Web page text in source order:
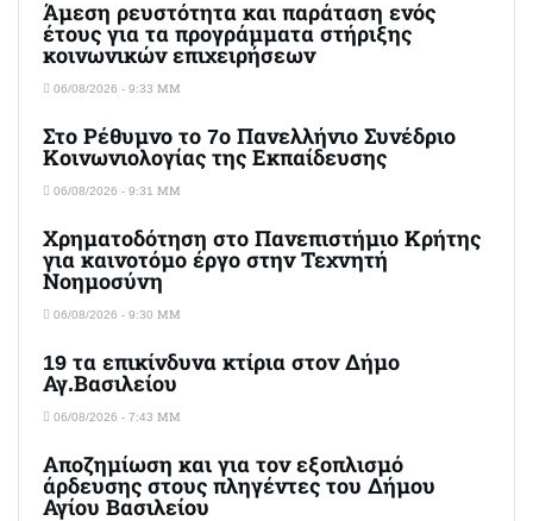
Άμεση ρευστότητα και παράταση ενός
έτους για τα προγράμματα στήριξης
κοινωνικών επιχειρήσεων
06/08/2026 - 9:33 ΜΜ
Στο Ρέθυμνο το 7ο Πανελλήνιο Συνέδριο
Κοινωνιολογίας της Εκπαίδευσης
06/08/2026 - 9:31 ΜΜ
Χρηματοδότηση στο Πανεπιστήμιο Κρήτης
για καινοτόμο έργο στην Τεχνητή
Νοημοσύνη
06/08/2026 - 9:30 ΜΜ
19 τα επικίνδυνα κτίρια στον Δήμο
Αγ.Βασιλείου
06/08/2026 - 7:43 ΜΜ
Αποζημίωση και για τον εξοπλισμό
άρδευσης στους πληγέντες του Δήμου
Αγίου Βασιλείου